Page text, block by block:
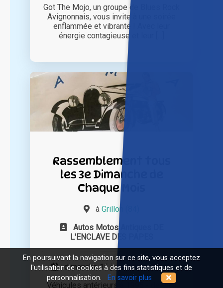
Got The Mojo, un groupe de Blues Rock
Avignonnais, vous invite à une soirée
enflammée et vibrante ! Avec leur
énergie contagieuse et leur [...]
Rassemblement tous
les 3e Dimanche de
Chaque Mois
à Grillon (84)
Autos Motos Antiques DE
L'ENCLAVE DES PAPES
dimanche 16 juin 2024 à 09h00
Véhicules antérieurs à 1995 - de 9h à
En poursuivant la navigation sur ce site, vous acceptez
l'utilisation de cookies à des fins statistiques et de
personnalisation.
En savoir plus